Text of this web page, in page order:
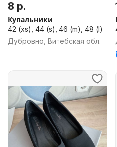
8 р.
Купальники
42 (xs), 44 (s), 46 (m), 48 (l)
Дубровно, Витебская обл.